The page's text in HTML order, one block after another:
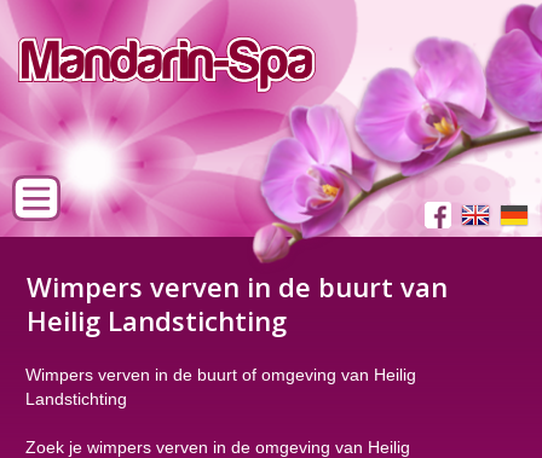
Wimpers verven in de buurt van
Heilig Landstichting
Wimpers verven in de buurt of omgeving van Heilig
Landstichting
Zoek je wimpers verven in de omgeving van Heilig